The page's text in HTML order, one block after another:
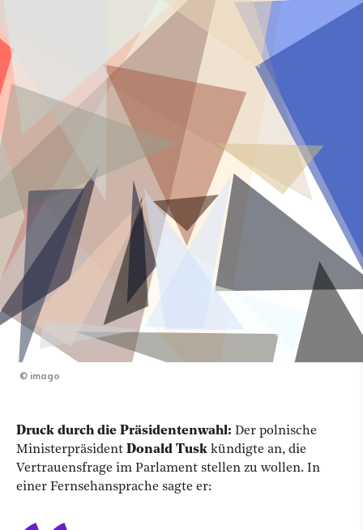
© imago
Druck durch die Präsidentenwahl: Der polnische
Ministerpräsident Donald Tusk kündigte an, die
Vertrauensfrage im Parlament stellen zu wollen. In
einer Fernsehansprache sagte er: